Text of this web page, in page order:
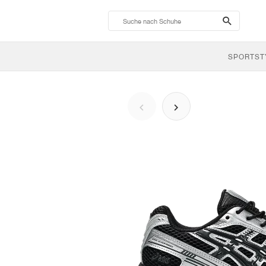
search-
btn